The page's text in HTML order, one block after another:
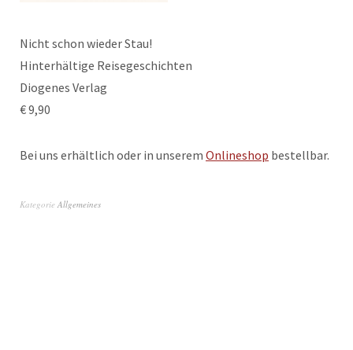
Nicht schon wieder Stau!
Hinterhältige Reisegeschichten
Diogenes Verlag
€ 9,90
Bei uns erhältlich oder in unserem Onlineshop bestellbar.
Kategorie Allgemeines